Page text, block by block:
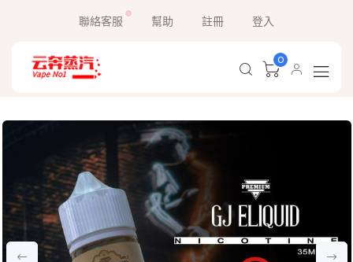
聯絡客服 幫助 註冊 登入
0